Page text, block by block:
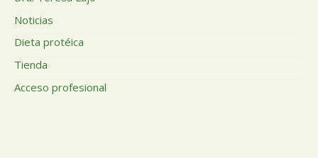
Noticias
Dieta protéica
Tienda
Acceso profesional